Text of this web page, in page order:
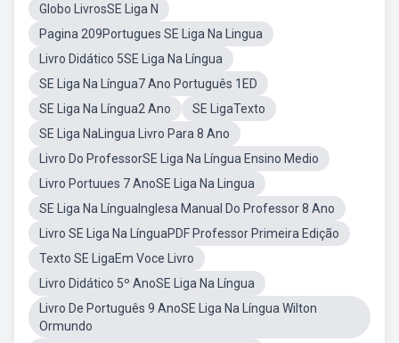
Globo LivrosSE Liga N
Pagina 209Portugues SE Liga Na Lingua
Livro Didático 5SE Liga Na Língua
SE Liga Na Língua7 Ano Português 1ED
SE Liga Na Língua2 Ano
SE LigaTexto
SE Liga NaLingua Livro Para 8 Ano
Livro Do ProfessorSE Liga Na Língua Ensino Medio
Livro Portuues 7 AnoSE Liga Na Lingua
SE Liga Na LínguaInglesa Manual Do Professor 8 Ano
Livro SE Liga Na LínguaPDF Professor Primeira Edição
Texto SE LigaEm Voce Livro
Livro Didático 5º AnoSE Liga Na Língua
Livro De Português 9 AnoSE Liga Na Língua Wilton
Ormundo